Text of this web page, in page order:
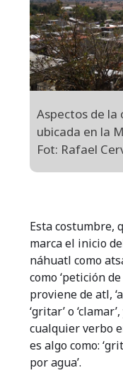
Aspectos de la
ubicada en la
Fot: Rafael
Esta costumbre,
marca el inicio
náhuatl como
como ‘petición
proviene de atl,
‘gritar’ o
cualquier verbo
es algo como:
por agua’.